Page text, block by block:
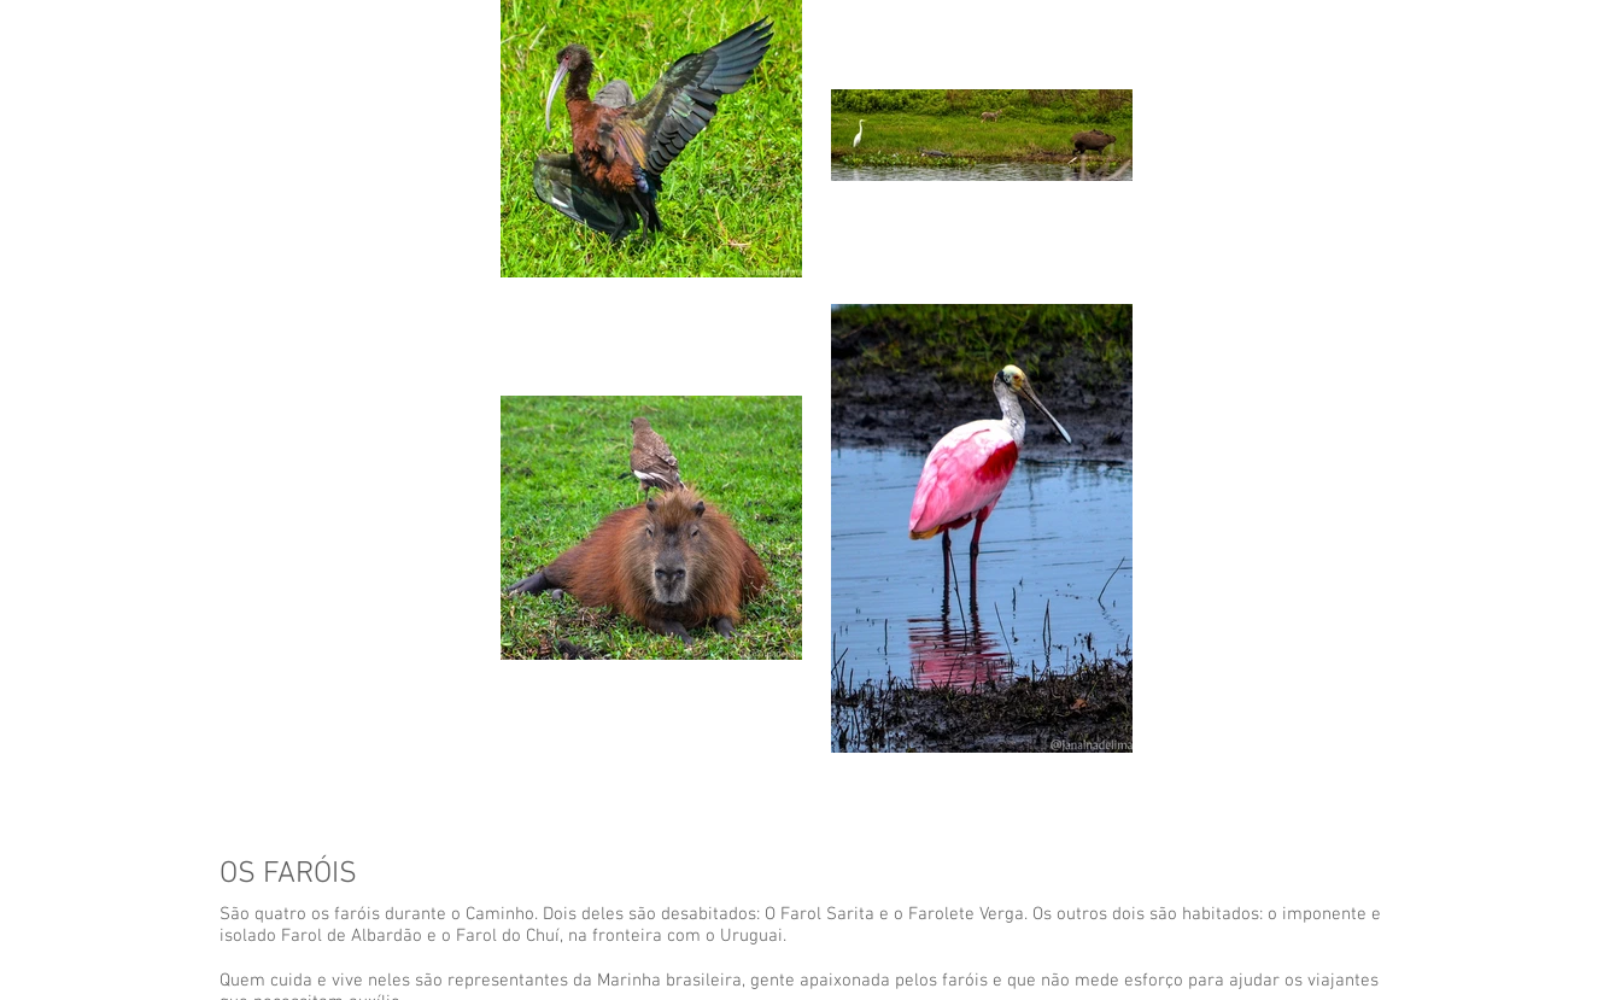
OS FARÓIS
São quatro os faróis durante o Caminho. Dois deles são desabitados: O Farol Sarita e o Farolete Verga. Os outros dois são habitados: o imponente e
isolado Farol de Albardão e o Farol do Chuí, na fronteira com o Uruguai.
Quem cuida e vive neles são representantes da Marinha brasileira, gente apaixonada pelos faróis e que não mede esforço para ajudar os viajantes